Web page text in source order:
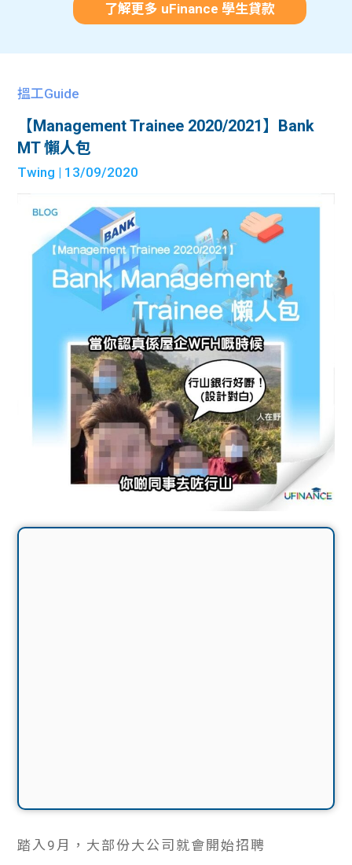
了解更多 uFinance 學生貸款
搵工Guide
【Management Trainee 2020/2021】Bank
MT 懶人包
Twing | 13/09/2020
踏入9月，大部份大公司就會開始招聘